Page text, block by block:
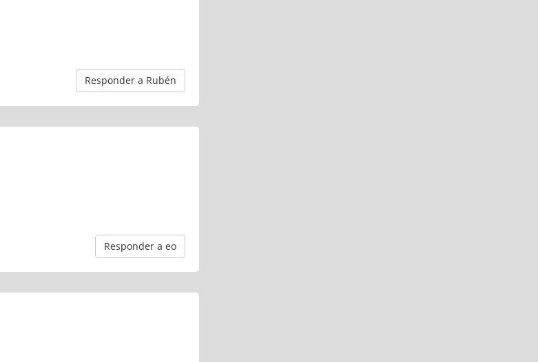
Responder a Rubén
Responder a eo